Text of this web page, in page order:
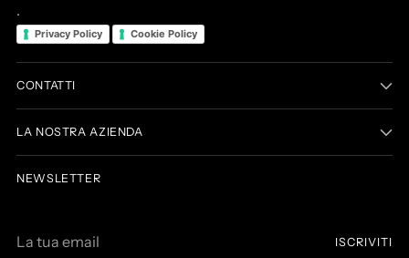
.
Privacy Policy Cookie Policy
CONTATTI
LA NOSTRA AZIENDA
NEWSLETTER
tua
ISCRIVITI